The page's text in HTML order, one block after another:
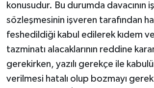
konusudur. Bu durumda davacının iş
sözleşmesinin işveren tarafından
feshedildiği kabul edilerek kıdem
tazminatı alacaklarının reddine
gerekirken, yazılı gerekçe ile
verilmesi hatalı olup bozmayı